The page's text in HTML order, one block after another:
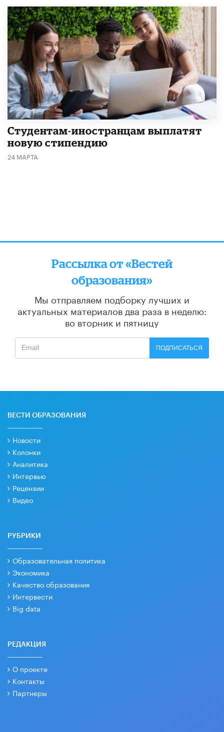
Студентам-иностранцам выплатят
новую стипендию
24 МАРТА
Рассылка от «Вестей
образования»
Мы отправляем подборку лучших и
актуальных материалов два раза в неделю:
во вторник и пятницу
ПОДПИСАТЬСЯ
ВЕСТИ ОБРАЗОВАНИЯ
Новости
Колонки
Аналитика
Интервью
Рецензии
Видео
РУБРИКИ
Образовательная политика
Экономика
Качество образования
Интервести
Big data
РЕДАКЦИЯ
О проекте
Контакты
Партнеры